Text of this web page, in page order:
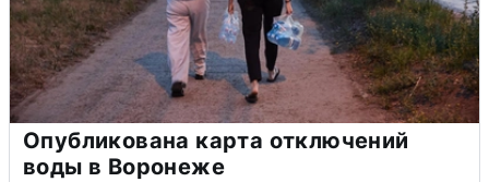
Опубликована карта отключений
воды в Воронеже